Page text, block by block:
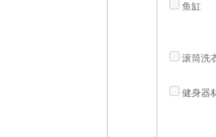
鱼缸
滚筒洗
健身器